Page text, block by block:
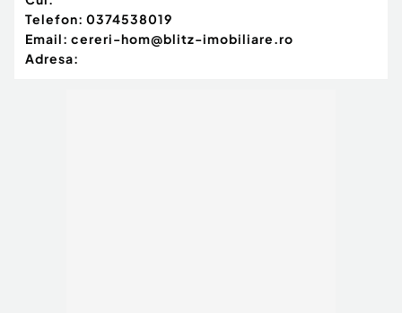
Telefon: 0374538019
Email: cereri-hom@blitz-imobiliare.ro
Adresa: